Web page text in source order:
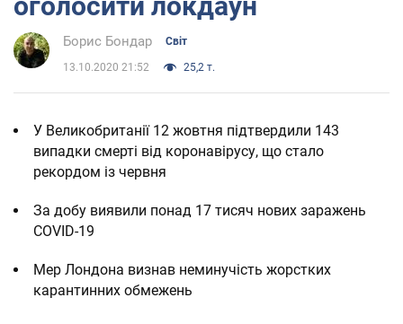
Борис Бондар Світ
13.10.2020 21:52 25,2 т.
У Великобританії 12 жовтня підтвердили 143
випадки смерті від коронавірусу, що стало
рекордом із червня
За добу виявили понад 17 тисяч нових заражень
COVID-19
Мер Лондона визнав неминучість жорстких
карантинних обмежень